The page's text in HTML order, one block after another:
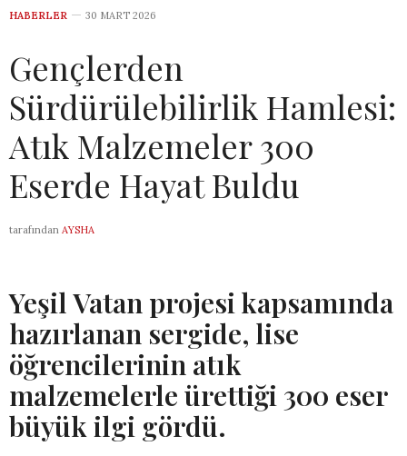
HABERLER 30 MART 2026
Gençlerden
Sürdürülebilirlik Hamlesi:
Atık Malzemeler 300
Eserde Hayat Buldu
tarafından AYSHA
Yeşil Vatan projesi kapsamında
hazırlanan sergide, lise
öğrencilerinin atık
malzemelerle ürettiği 300 eser
büyük ilgi gördü.